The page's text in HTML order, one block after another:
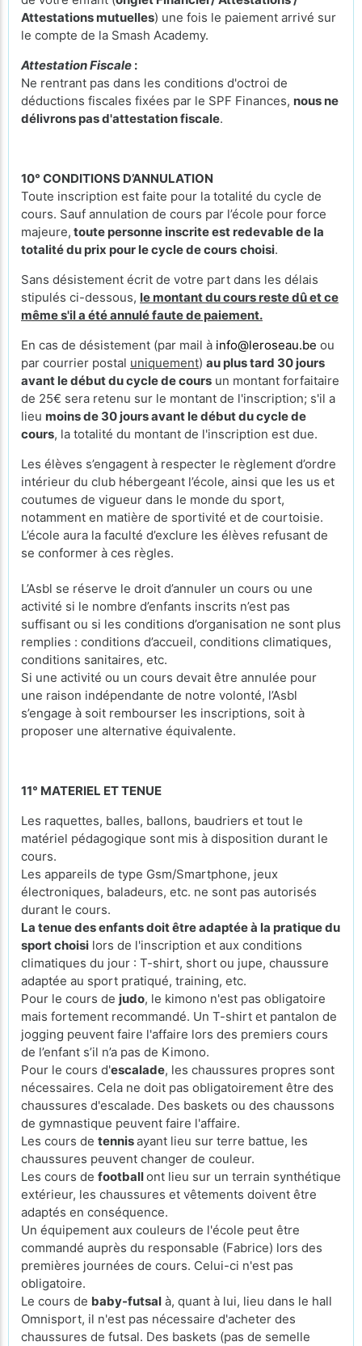
Attestations mutuelles) une fois le paiement arrivé sur
le compte de la Smash Academy.
Attestation Fiscale :
Ne rentrant pas dans les conditions d'octroi de
déductions fiscales fixées par le SPF Finances, nous ne
délivrons pas d'attestation fiscale.
10° CONDITIONS D’ANNULATION
Toute inscription est faite pour la totalité du cycle de
cours. Sauf annulation de cours par l’école pour force
majeure, toute personne inscrite est redevable de la
totalité du prix pour le cycle de cours choisi.
Sans désistement écrit de votre part dans les délais
stipulés ci-dessous, le montant du cours reste dû et ce
même s'il a été annulé faute de paiement.
En cas de désistement (par mail à info@leroseau.be ou
par courrier postal uniquement) au plus tard 30 jours
avant le début du cycle de cours un montant forfaitaire
de 25€ sera retenu sur le montant de l'inscription; s'il a
lieu moins de 30 jours avant le début du cycle de
cours, la totalité du montant de l'inscription est due.
Les élèves s’engagent à respecter le règlement d’ordre
intérieur du club hébergeant l’école, ainsi que les us et
coutumes de vigueur dans le monde du sport,
notamment en matière de sportivité et de courtoisie.
L’école aura la faculté d’exclure les élèves refusant de
se conformer à ces règles.
L’Asbl se réserve le droit d’annuler un cours ou une
activité si le nombre d’enfants inscrits n’est pas
suffisant ou si les conditions d’organisation ne sont plus
remplies : conditions d’accueil, conditions climatiques,
conditions sanitaires, etc.
Si une activité ou un cours devait être annulée pour
une raison indépendante de notre volonté, l’Asbl
s’engage à soit rembourser les inscriptions, soit à
proposer une alternative équivalente.
11° MATERIEL ET TENUE
Les raquettes, balles, ballons, baudriers et tout le
matériel pédagogique sont mis à disposition durant le
cours.
Les appareils de type Gsm/Smartphone, jeux
électroniques, baladeurs, etc. ne sont pas autorisés
durant le cours.
La tenue des enfants doit être adaptée à la pratique du
sport choisi lors de l'inscription et aux conditions
climatiques du jour : T-shirt, short ou jupe, chaussure
adaptée au sport pratiqué, training, etc.
Pour le cours de judo, le kimono n'est pas obligatoire
mais fortement recommandé. Un T-shirt et pantalon de
jogging peuvent faire l'affaire lors des premiers cours
de l’enfant s’il n’a pas de Kimono.
Pour le cours d'escalade, les chaussures propres sont
nécessaires. Cela ne doit pas obligatoirement être des
chaussures d'escalade. Des baskets ou des chaussons
de gymnastique peuvent faire l'affaire.
Les cours de tennisayant lieu sur terre battue, les
chaussures peuvent changer de couleur.
Les cours de footballont lieu sur un terrain synthétique
extérieur, les chaussures et vêtements doivent être
adaptés en conséquence.
Un équipement aux couleurs de l'école peut être
commandé auprès du responsable (Fabrice) lors des
premières journées de cours. Celui-ci n'est pas
obligatoire.
Le cours de baby-futsal à, quant à lui, lieu dans le hall
Omnisport, il n'est pas nécessaire d'acheter des
chaussures de futsal. Des baskets (pas de semelle